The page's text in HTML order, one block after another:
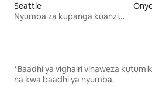
Seattle
Nyumba za kupanga kuanzia mwezi mmoja
*Baadhi ya vighairi vinaweza
na kwa baadhi ya nyumba.